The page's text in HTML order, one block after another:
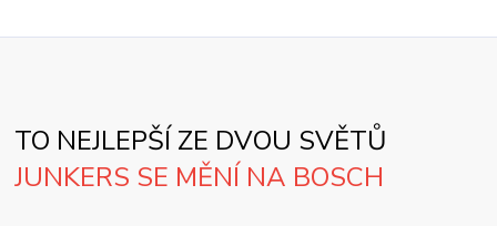
TO NEJLEPŠÍ ZE DVOU SVĚTŮ
JUNKERS SE MĚNÍ NA BOSCH